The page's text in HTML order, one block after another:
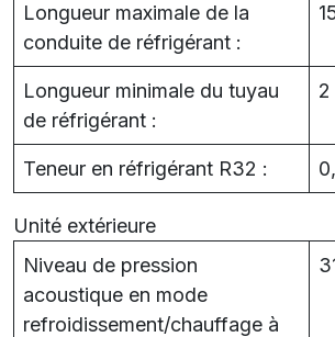
Longueur maximale de la
conduite de réfrigérant :
Longueur minimale du tuyau
de réfrigérant :
2
Teneur en réfrigérant R32 :
Unité extérieure
Niveau de pression
acoustique en mode
refroidissement/chauffage à